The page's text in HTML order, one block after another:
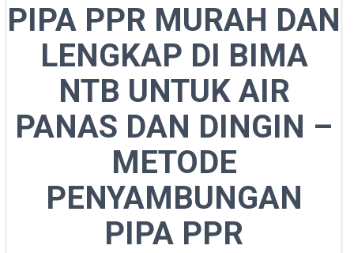
PIPA PPR MURAH DAN
LENGKAP DI BIMA
NTB UNTUK AIR
PANAS DAN DINGIN –
METODE
PENYAMBUNGAN
PIPA PPR